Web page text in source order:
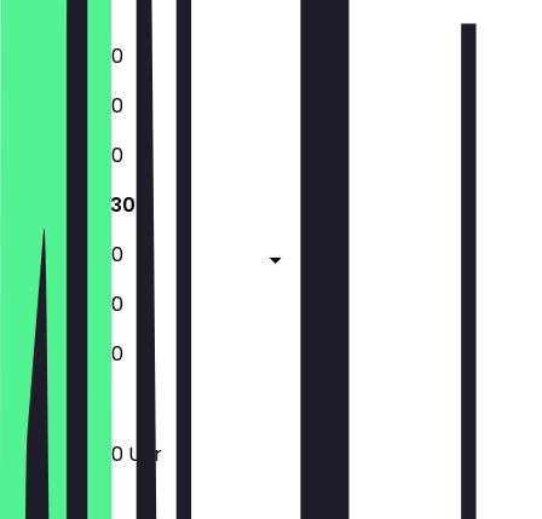
12:00 - 22:30
12:00 - 22:30
12:00 - 22:30
12:00 - 22:30
12:00 - 23:30
12:00 - 23:30
12:00 - 22:30
12:00 - 22:30 Uhr